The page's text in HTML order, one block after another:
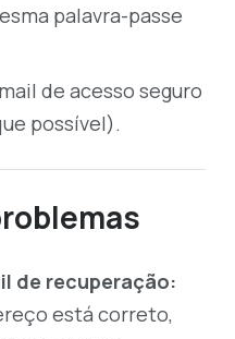
palavra-passe
de acesso seguro
possível).
de recuperação:
está correto,